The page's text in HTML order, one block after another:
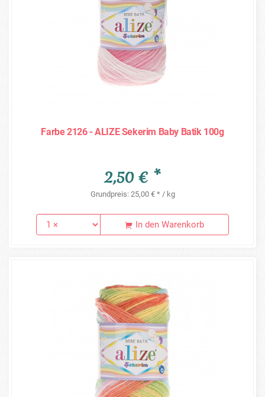
Farbe 2126 - ALIZE Sekerim Baby Batik 100g
2,50 € *
Grundpreis: 25,00 € * / kg
In den Warenkorb